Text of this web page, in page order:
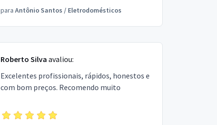
para Antônio Santos / Eletrodomésticos
Roberto Silva avaliou:
Excelentes profissionais, rápidos, honestos e
com bom preços. Recomendo muito